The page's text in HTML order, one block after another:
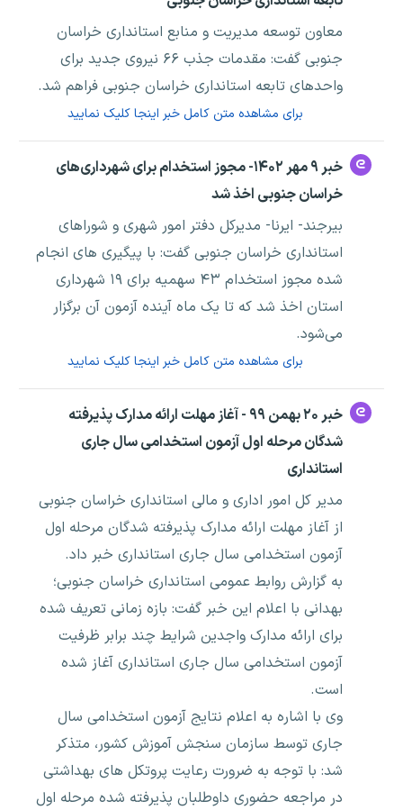
معاون توسعه مدیریت و منابع استانداری خراسان
جنوبی گفت: مقدمات جذب ۶۶ نیروی جدید برای
واحدهای تابعه استانداری خراسان جنوبی فراهم شد.
برای مشاهده متن کامل خبر اینجا کلیک نمایید
خبر ۹ مهر ۱۴۰۲- مجوز استخدام برای شهرداری‌های
خراسان جنوبی اخذ شد
بیرجند- ایرنا- مدیرکل دفتر امور شهری و شوراهای
استانداری خراسان جنوبی گفت: با پیگیری های انجام
شده مجوز استخدام ۴۳ سهمیه برای ۱۹ شهرداری
استان اخذ شد که تا یک ماه آینده آزمون آن برگزار
می‌شود.
برای مشاهده متن کامل خبر اینجا کلیک نمایید
خبر ۲۰ بهمن ۹۹ - آغاز مهلت ارائه مدارک پذیرفته
شدگان مرحله اول آزمون استخدامی سال جاری
استانداری
مدیر کل امور اداری و مالی استانداری خراسان جنوبی
از آغاز مهلت ارائه مدارک پذیرفته شدگان مرحله اول
آزمون استخدامی سال جاری استانداری خبر داد.
به گزارش روابط عمومی استانداری خراسان جنوبی؛
بهدانی با اعلام این خبر گفت: بازه زمانی تعریف شده
برای ارائه مدارک واجدین شرایط چند برابر ظرفیت
آزمون استخدامی سال جاری استانداری آغاز شده
است.
وی با اشاره به اعلام نتایج آزمون استخدامی سال
جاری توسط سازمان سنجش آموزش کشور، متذکر
شد: با توجه به ضرورت رعایت پروتکل های بهداشتی
در مراجعه حضوری داوطلبان پذیرفته شده مرحله اول